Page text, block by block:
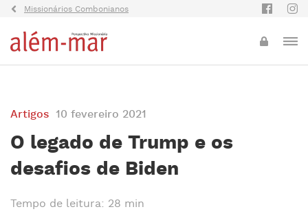
Missionários Combonianos
Artigos 10 fevereiro 2021
O legado de Trump e os
desafios de Biden
Tempo de leitura: 28 min